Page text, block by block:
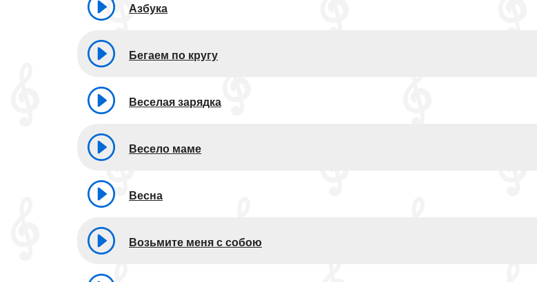
Азбука
Бегаем по кругу
Веселая зарядка
Весело маме
Весна
Возьмите меня с собою